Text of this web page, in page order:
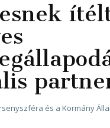
és a Kormány